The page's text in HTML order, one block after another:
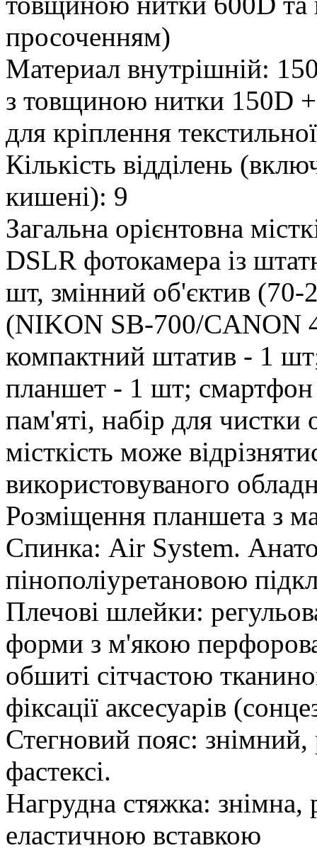
просоченням)
Материал внутрішній:
з товщиною нитки 150D +
для кріплення
Кількість відділень
кишені): 9
Загальна орієнтовна
DSLR фотокамера із
шт, змінний об'єктив
(NIKON SB-700/CANON
компактний штатив - 1
планшет - 1 шт;
пам'яті, набір для чистки
місткість може
використовуваного
Розміщення планшета з
Спинка: Air System.
пінополіуретановою
Плечові шлейки:
форми з м'якою
обшиті сітчастою
фіксації аксесуарів
Стегновий пояс: знімний,
фастексі.
Нагрудна стяжка: знімна,
еластичною вставкою